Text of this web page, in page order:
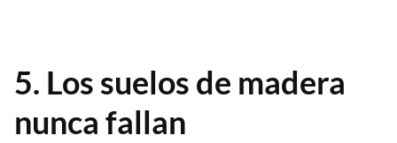
5. Los suelos de madera
nunca fallan